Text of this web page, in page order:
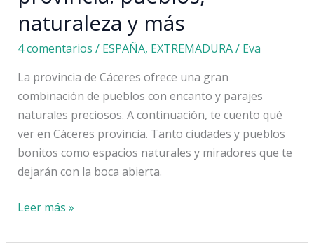
naturaleza y más
4 comentarios / ESPAÑA, EXTREMADURA/ Eva
La provincia de Cáceres ofrece una gran
combinación de pueblos con encanto y parajes
naturales preciosos. A continuación, te cuento qué
ver en Cáceres provincia. Tanto ciudades y pueblos
bonitos como espacios naturales y miradores que te
dejarán con la boca abierta.
Qué
Leer más »